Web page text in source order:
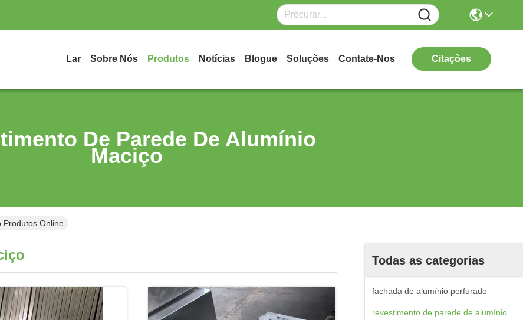
Lar Sobre Nós Produtos Notícias Blogue Soluções Contate-Nos Citações
De Parede De Alumínio
Maciço
Produtos Online
Todas as categorias
fachada de alumínio perfurado
revestimento de parede de alumínio